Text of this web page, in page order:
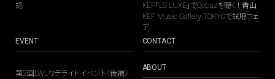
認
KEF「LS LUXE」でQobuzを聴く！ 青山
KEF Music Gallery TOKYOで試聴フェ
ア
EVENT
第2回LWLサテライトイベント〈後編〉
CONTACT
ABOUT